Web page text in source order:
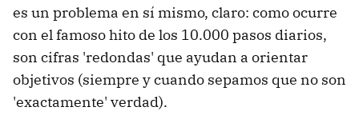
es un problema en sí mismo, claro: como ocurre
con el famoso hito de los 10.000 pasos diarios,
son cifras 'redondas' que ayudan a orientar
objetivos (siempre y cuando sepamos que no son
'exactamente' verdad).